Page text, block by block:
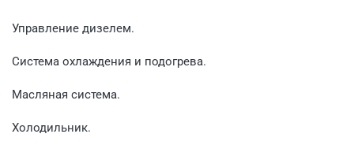
Управление дизелем.
Система охлаждения и подогрева.
Масляная система.
Холодильник.